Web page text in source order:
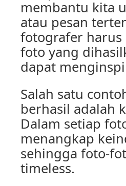
membantu kita
atau pesan
fotografer
foto yang
dapat
Salah satu
berhasil adalah
Dalam setiap
menangkap
sehingga foto-
timeless.